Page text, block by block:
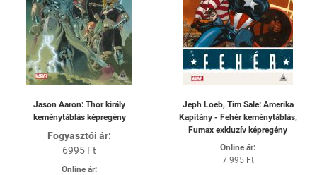
Jason Aaron: Thor király
keménytáblás képregény
Fogyasztói ár:
6995 Ft
Online ár:
Jeph Loeb, Tim Sale: Amerika
Kapitány - Fehér keménytáblás,
Fumax exkluzív képregény
Online ár:
7 995 Ft